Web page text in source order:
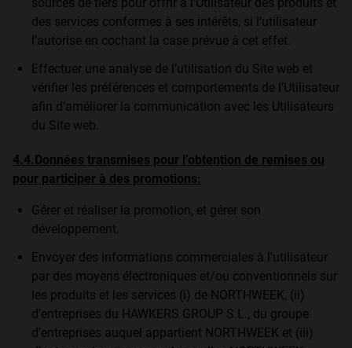
des services conformes à ses intérêts, si l’utilisateur
l’autorise en cochant la case prévue à cet effet.
Effectuer une analyse de l’utilisation du Site web et
vérifier les préférences et comportements de l’Utilisateur
afin d’améliorer la communication avec les Utilisateurs
du Site web.
4.4.Données transmises pour l’obtention de remises ou
pour participer à des promotions:
Gérer et réaliser la promotion, et gérer son
développement.
Envoyer des informations commerciales à l'utilisateur
par des moyens électroniques et/ou conventionnels sur
les produits et les services (i) de NORTHWEEK, (ii)
d’entreprises du HAWKERS GROUP S.L., du groupe
d’entreprises auquel appartient NORTHWEEK et (iii)